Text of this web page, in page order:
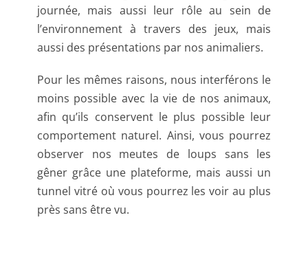
journée, mais aussi leur rôle au sein de
l’environnement à travers des jeux, mais
aussi des présentations par nos animaliers.
Pour les mêmes raisons, nous interférons le
moins possible avec la vie de nos animaux,
afin qu’ils conservent le plus possible leur
comportement naturel. Ainsi, vous pourrez
observer nos meutes de loups sans les
gêner grâce une plateforme, mais aussi un
tunnel vitré où vous pourrez les voir au plus
près sans être vu.